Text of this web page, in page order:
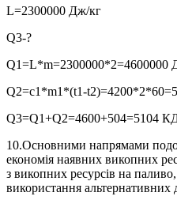
L=2300000 Дж/кг
Q3-?
Q2=c1*m1*(t1-
Q3=Q1+Q2=4600+504=5104
10.Основними напрямами
економія наявних викопних
з викопних ресурсів на
використання альтернативних